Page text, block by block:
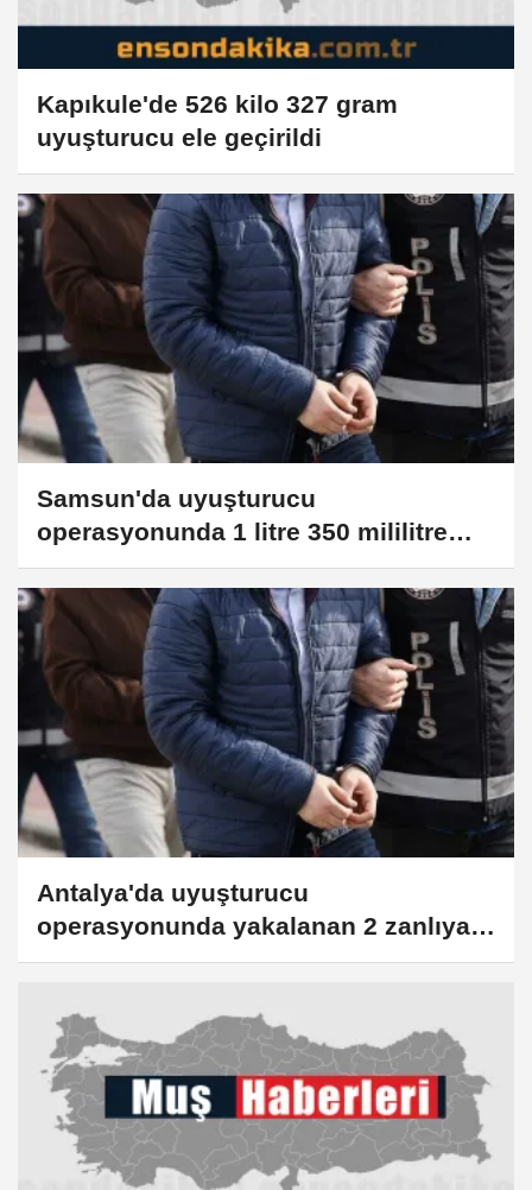
Kapıkule'de 526 kilo 327 gram
uyuşturucu ele geçirildi
Samsun'da uyuşturucu
operasyonunda 1 litre 350 mililitre
sentetik uyuşturucu ele geçirildi
Antalya'da uyuşturucu
operasyonunda yakalanan 2 zanlıya
tutuklama